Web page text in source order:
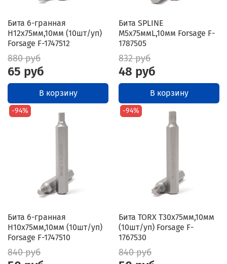
Бита 6-гранная
H12х75мм,10мм (10шт/уп)
Forsage F-1747512
880 руб
65 руб
В корзину
Бита SPLINE
M5х75ммL,10мм Forsage F-
1787505
832 руб
48 руб
В корзину
-94%
Бита 6-гранная
H10х75мм,10мм (10шт/уп)
Forsage F-1747510
840 руб
-94%
Бита TORX T30х75мм,10мм
(10шт/уп) Forsage F-
1767530
840 руб